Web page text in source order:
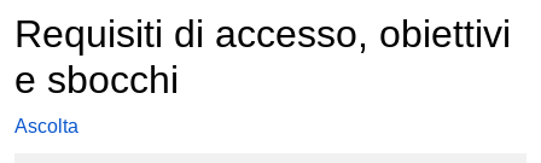
Requisiti di accesso, obiettivi
e sbocchi
Ascolta